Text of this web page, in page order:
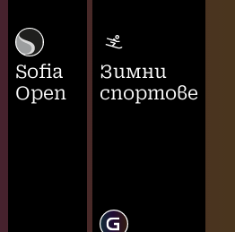
Sofia
Open
Зимни
спортове